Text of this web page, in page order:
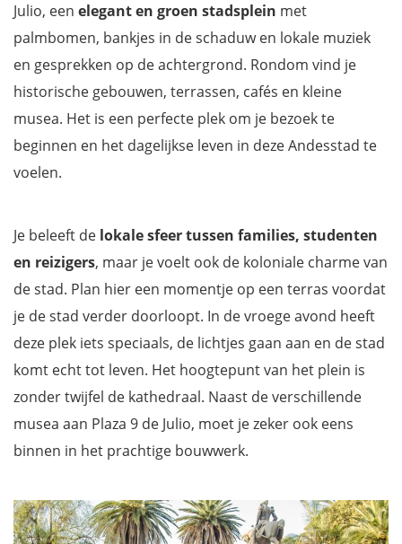
Julio, een elegant en groen stadsplein met
palmbomen, bankjes in de schaduw en lokale muziek
en gesprekken op de achtergrond. Rondom vind je
historische gebouwen, terrassen, cafés en kleine
musea. Het is een perfecte plek om je bezoek te
beginnen en het dagelijkse leven in deze Andesstad te
voelen.
Je beleeft de lokale sfeer tussen families, studenten
en reizigers, maar je voelt ook de koloniale charme van
de stad. Plan hier een momentje op een terras voordat
je de stad verder doorloopt. In de vroege avond heeft
deze plek iets speciaals, de lichtjes gaan aan en de stad
komt echt tot leven. Het hoogtepunt van het plein is
zonder twijfel de kathedraal. Naast de verschillende
musea aan Plaza 9 de Julio, moet je zeker ook eens
binnen in het prachtige bouwwerk.